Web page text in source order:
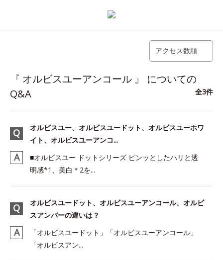
アクセス数順
『 オルビスユーアンコール 』 についての
Q&A
全3件
オルビスユー、オルビスユードット、オルビスユーホワ
イト、オルビスユーアンコ...
■オルビスユー ドットシリーズ ピンッとしたハリと透
明感*1、美白＊2を...
オルビスユードット、オルビスユーアンコール、オルビ
スアンバーの違いは？
「オルビスユードット」「オルビスユーアンコール」
「オルビスアン...